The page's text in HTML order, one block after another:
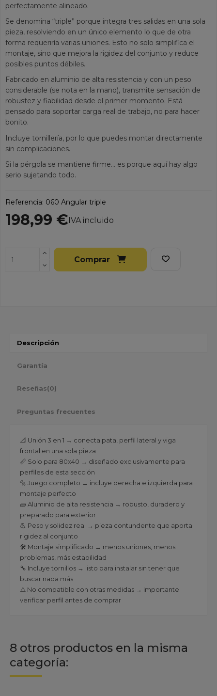
perfectamente alineado.
Se denomina “triple” porque integra tres salidas en una sola
pieza, resolviendo en un único elemento lo que de otra
forma requeriría varias uniones. Esto no solo simplifica el
montaje, sino que mejora la rigidez del conjunto y reduce
posibles puntos débiles.
Fabricado en aluminio de alta resistencia y con un peso
considerable (se nota en la mano), transmite sensación de
robustez y fiabilidad desde el primer momento. Está
pensado para soportar carga real de trabajo, no para hacer
bonito.
Incluye tornillería, por lo que puedes montar directamente
sin complicaciones.
Si la pérgola se mantiene firme… es porque aquí hay algo
serio sujetando todo.
Referencia: 060 Angular triple
198,99 €IVA incluido
Comprar
Descripción
Garantía
Reseñas(0)
Preguntas frecuentes
📐 Unión 3 en 1 → conecta pata, perfil lateral y viga
frontal en una sola pieza
📏 Solo para 80x40 → diseñado exclusivamente para
perfiles de esta sección
🔩 Juego completo → incluye derecha e izquierda para
montaje perfecto
🧱 Aluminio de alta resistencia → robusto, duradero y
preparado para exterior
💪 Peso y solidez real → pieza contundente que aporta
rigidez al conjunto
🛠️ Montaje simplificado → menos uniones, menos
problemas, más estabilidad
🔧 Incluye tornillos → listo para instalar sin tener que
buscar nada más
⚠️ No compatible con otras medidas → importante
verificar perfil antes de comprar
8 otros productos en la misma
categoría: